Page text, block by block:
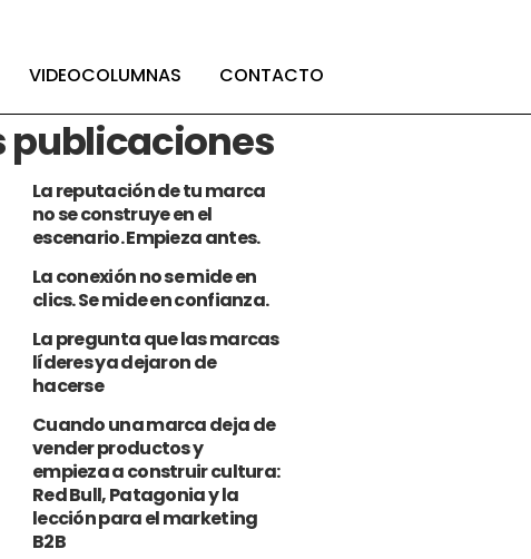
VIDEOCOLUMNAS CONTACTO
tiempo ya ganado
publicaciones
La reputación de tu marca
no se construye en el
escenario. Empieza antes.
La conexión no se mide en
clics. Se mide en confianza.
La pregunta que las marcas
líderes ya dejaron de
hacerse
Cuando una marca deja de
vender productos y
empieza a construir cultura:
Red Bull, Patagonia y la
lección para el marketing
B2B